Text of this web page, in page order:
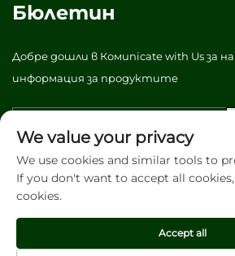
Бюлетин
Добре дошли в Комunicate with Us за
информация за продуктите
© Всички права запазени 2026
поверителност
We value your privacy
We use cookies and similar tools to
If you don't want to accept all
cookies.
Accept all